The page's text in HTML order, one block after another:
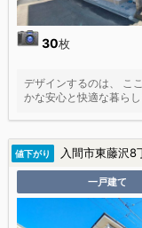
30枚
デザインするのは、 こ
かな安心と快適な暮ら
値下がり 入間市東藤沢8
一戸建て